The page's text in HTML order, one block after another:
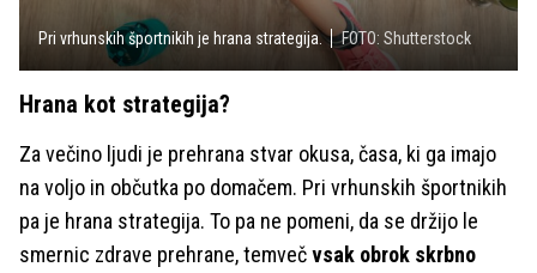
Pri vrhunskih športnikih je hrana strategija. FOTO: Shutterstock
Hrana kot strategija?
Za večino ljudi je prehrana stvar okusa, časa, ki ga imajo
na voljo in občutka po domačem. Pri vrhunskih športnikih
pa je hrana strategija. To pa ne pomeni, da se držijo le
smernic zdrave prehrane, temvečvsak obrok skrbno